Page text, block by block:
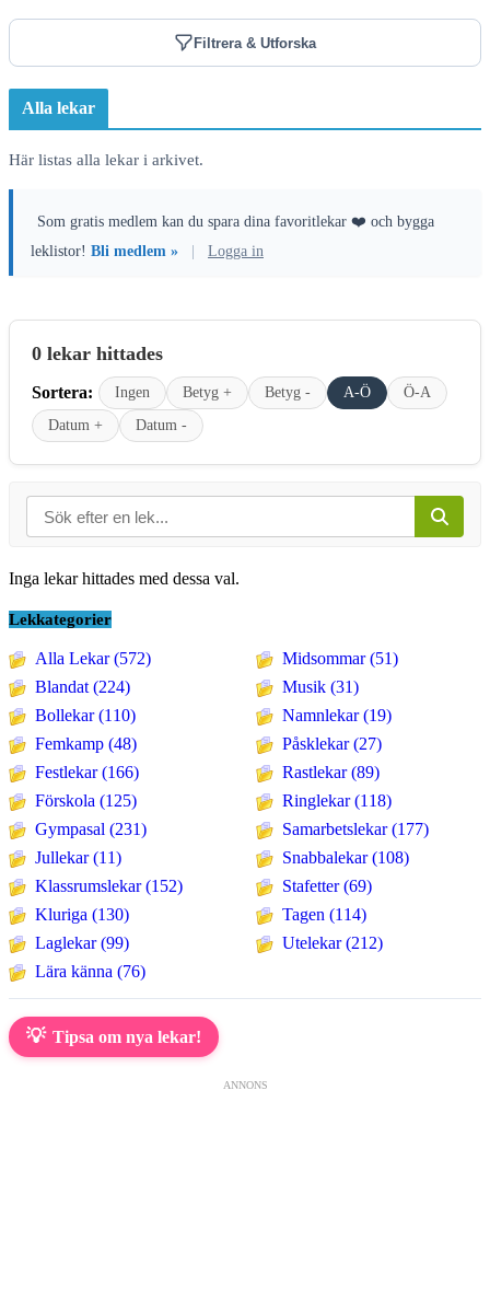
Filtrera & Utforska
Alla lekar
Här listas alla lekar i arkivet.
Som gratis medlem kan du spara dina favoritlekar ❤️ och bygga
leklistor! Bli medlem » Logga in
0 lekar hittades
Sortera: Ingen Betyg + Betyg - A-Ö
Ö-A
Datum +
Datum -
Inga lekar hittades med dessa val.
Lekkategorier
Alla Lekar (572)
Blandat (224)
Bollekar (110)
Femkamp (48)
Festlekar (166)
Förskola (125)
Gympasal (231)
Jullekar (11)
Klassrumslekar (152)
Kluriga (130)
Laglekar (99)
Lära känna (76)
Midsommar (51)
Musik (31)
Namnlekar (19)
Påsklekar (27)
Rastlekar (89)
Ringlekar (118)
Samarbetslekar (177)
Snabbalekar (108)
Stafetter (69)
Tagen (114)
Utelekar (212)
💡 Tipsa om nya lekar!
ANNONS